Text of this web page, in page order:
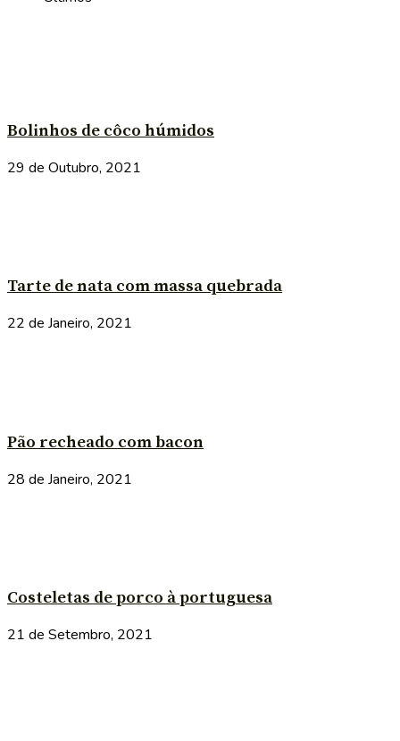
Bolinhos de côco húmidos
29 de Outubro, 2021
Tarte de nata com massa quebrada
22 de Janeiro, 2021
Pão recheado com bacon
28 de Janeiro, 2021
Costeletas de porco à portuguesa
21 de Setembro, 2021